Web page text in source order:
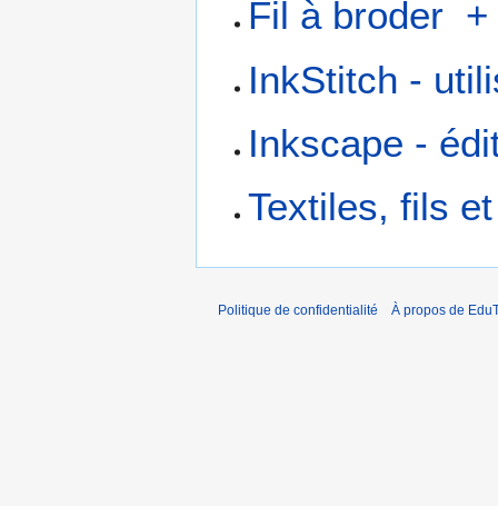
Fil à broder +
InkStitch -
Inkscape -
Textiles, fils
Politique de confidentialité À propos de